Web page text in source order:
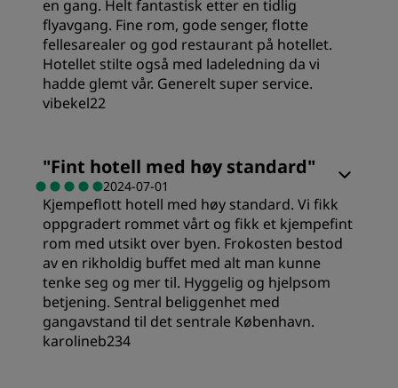
Sted
Renslighet
Service
en gang. Helt fantastisk etter en tidlig
flyavgang. Fine rom, gode senger, flotte
fellesarealer og god restaurant på hotellet.
Hotellet stilte også med ladeledning da vi
hadde glemt vår. Generelt super service.
vibekel22
Verdi
Sovekvalitet
Sted
"Fint hotell med høy standard"
2024-07-01
Kjempeflott hotell med høy standard. Vi fikk
oppgradert rommet vårt og fikk et kjempefint
rom med utsikt over byen. Frokosten bestod
av en rikholdig buffet med alt man kunne
tenke seg og mer til. Hyggelig og hjelpsom
betjening. Sentral beliggenhet med
gangavstand til det sentrale København.
karolineb234